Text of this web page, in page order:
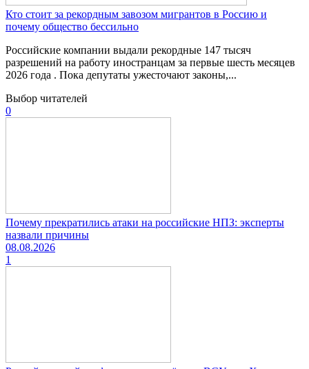
Кто стоит за рекордным завозом мигрантов в Россию и
почему общество бессильно
Российские компании выдали рекордные 147 тысяч
разрешений на работу иностранцам за первые шесть месяцев
2026 года . Пока депутаты ужесточают законы,...
Выбор читателей
0
Почему прекратились атаки на российские НПЗ: эксперты
назвали причины
08.08.2026
1